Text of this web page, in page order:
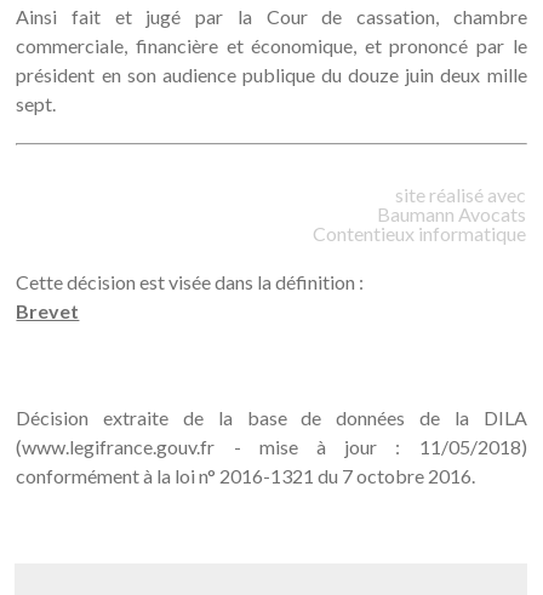
Ainsi fait et jugé par la Cour de cassation, chambre
commerciale, financière et économique, et prononcé par le
président en son audience publique du douze juin deux mille
sept.
site réalisé avec
Baumann Avocats
Contentieux informatique
Cette décision est visée dans la définition :
Brevet
Décision extraite de la base de données de la DILA
(www.legifrance.gouv.fr - mise à jour : 11/05/2018)
conformément à la loi n° 2016-1321 du 7 octobre 2016.